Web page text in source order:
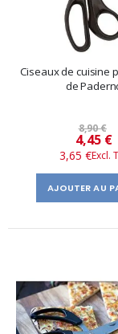
Ciseaux de cuisine
de
8,90 €
Prix
​​
4,45 €
3,65 €
AJOUTER AU